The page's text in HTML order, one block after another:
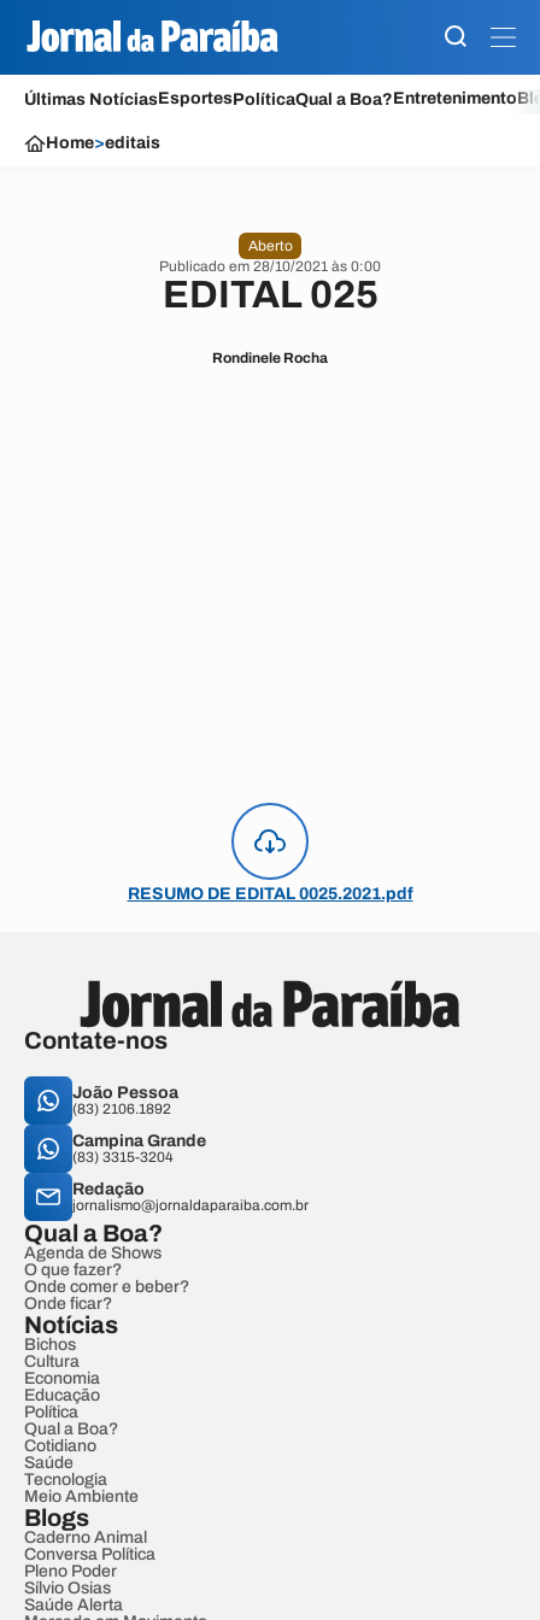
Últimas NotíciasEsportesPolíticaQual a Boa?Entretenimento
Home>editais
Aberto
Publicado em 28/10/2021 às 0:00
EDITAL 025
Rondinele Rocha
RESUMO DE EDITAL 0025.2021.pdf
Contate-nos
João Pessoa
(83) 2106.1892
Campina Grande
(83) 3315-3204
Redação
jornalismo@jornaldaparaiba.com.br
Qual a Boa?
Agenda de Shows
O que fazer?
Onde comer e beber?
Onde ficar?
Notícias
Bichos
Cultura
Economia
Educação
Política
Qual a Boa?
Cotidiano
Saúde
Tecnologia
Meio Ambiente
Blogs
Caderno Animal
Conversa Política
Pleno Poder
Sílvio Osias
Saúde Alerta